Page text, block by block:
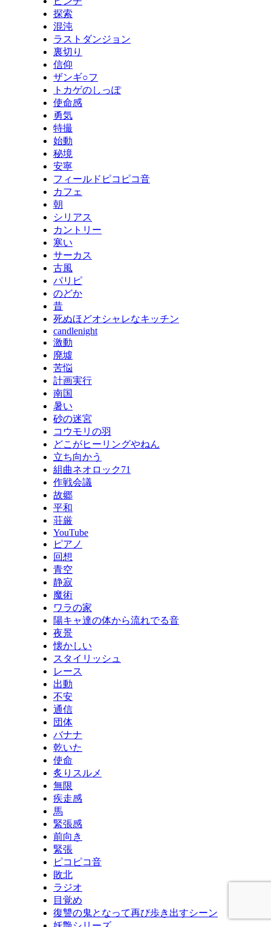
探索
混沌
ラストダンジョン
裏切り
信仰
ザンギ○フ
トカゲのしっぽ
使命感
勇気
特撮
始動
秘境
安寧
フィールドピコピコ音
カフェ
朝
シリアス
カントリー
寒い
サーカス
古風
パリピ
のどか
昔
死ぬほどオシャレなキッチン
candlenight
激動
廃墟
苦悩
計画実行
南国
暑い
砂の迷宮
コウモリの羽
どこがヒーリングやねん
立ち向かう
組曲ネオロック71
作戦会議
故郷
平和
荘厳
YouTube
ピアノ
回想
青空
静寂
魔術
ワラの家
陽キャ達の体から流れでる音
夜景
懐かしい
スタイリッシュ
レース
出動
不安
通信
団体
バナナ
乾いた
使命
炙りスルメ
無限
疾走感
馬
緊張感
前向き
緊張
ピコピコ音
敗北
ラジオ
目覚め
復讐の鬼となって再び歩き出すシーン